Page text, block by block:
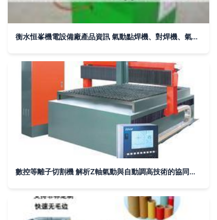
衡水恒峯機電設備廠產品資訊 氣動點焊機、對焊機、氣動切割機批發指南
數控等離子切割機 解析Z軸氣動與自動調高技術的協同優勢